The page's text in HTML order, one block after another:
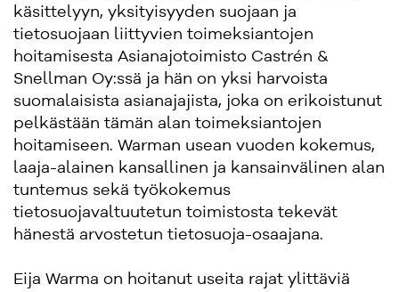
käsittelyyn, yksityisyyden suojaan ja
tietosuojaan liittyvien toimeksiantojen
hoitamisesta Asianajotoimisto Castrén &
Snellman Oy:ssä ja hän on yksi harvoista
suomalaisista asianajajista, joka on erikoistunut
pelkästään tämän alan toimeksiantojen
hoitamiseen. Warman usean vuoden kokemus,
laaja-alainen kansallinen ja kansainvälinen alan
tuntemus sekä työkokemus
tietosuojavaltuutetun toimistosta tekevät
hänestä arvostetun tietosuoja-osaajana.
Eija Warma on hoitanut useita rajat ylittäviä